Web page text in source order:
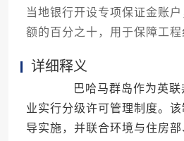
当地银行开设专项保证金账
额的百分之十，用于保障工程
详细释义
巴哈马群岛作为英联
业实行分级许可管理制度。
导实施，并联合环境与住房